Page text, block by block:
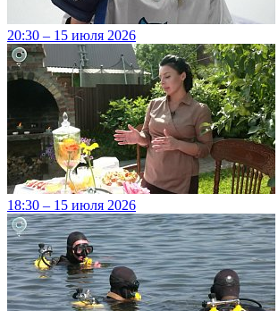
20:30 – 15 июля 2026
18:30 – 15 июля 2026